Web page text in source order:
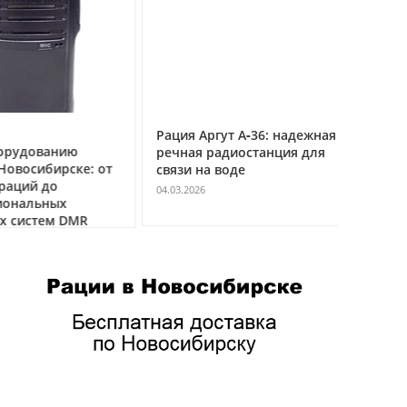
от
до
DMR
Рация Аргут А‑36: надежная
речная радиостанция для
связи на воде
04.03.2026